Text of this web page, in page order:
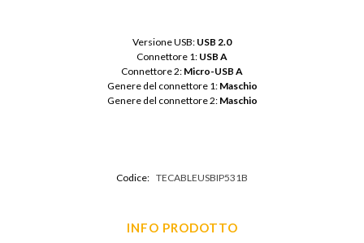
Versione USB: USB 2.0
Connettore 1: USB A
Connettore 2: Micro-USB A
Genere del connettore 1: Maschio
Genere del connettore 2: Maschio
Codice: TECABLEUSBIP531B
INFO PRODOTTO